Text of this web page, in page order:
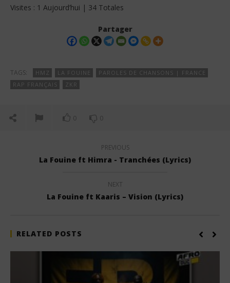
Visites : 1 Aujourd’hui | 34 Totales
Partager
TAGS: HMZ LA FOUINE
PAROLES DE CHANSONS | FRANCE
RAP FRANÇAIS
ZKR
0 0
PREVIOUS
La Fouine ft Himra - Tranchées (Lyrics)
NEXT
La Fouine ft Kaaris – Vision (Lyrics)
RELATED POSTS